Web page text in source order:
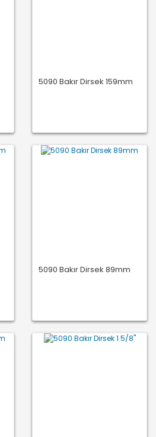
5090 Bakır Dirsek 159mm
5090 Bakır Dirsek 89mm